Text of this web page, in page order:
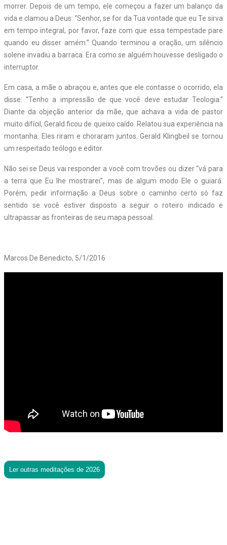
morrer. Depois de um tempo, ele começou a fazer um balanço da
vida e clamou a Deus: “Senhor, se for da Tua vontade que eu Te sirva
em tempo integral, por favor, faze com que essa tempestade pare
quando eu disser amém.” Quando terminou a oração, um silêncio
solene invadiu a barraca. Era como se alguém houvesse desligado o
interruptor.
Em casa, a mãe o abraçou e, antes que ele contasse o ocorrido, ela
disse: “Tenho a impressão de que você deve estudar Teologia.”
Diante da objeção anterior da mãe, que achava a vida de pastor
muito difícil, Gerald ficou de queixo caído. Relatou sua experiência na
montanha. Eles riram e choraram juntos. Gerald Klingbeil se tornou
um respeitado teólogo e editor.
Não sei se Deus vai responder a você com trovões ou dizer “vá para
a terra que Eu lhe mostrarei”, mas de algum modo Ele o guiará.
Porém, pedir informação a Deus sobre o caminho certo só faz
sentido se você estiver disposto a seguir o roteiro indicado e
ultrapassar as fronteiras de seu mapa pessoal.
Marcos De Benedicto, 5/1/2016
Ler outras meditações de 2026